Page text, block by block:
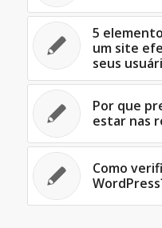
5
um site
seus
Por que
estar nas
Como